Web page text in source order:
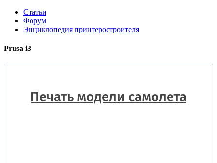
Статьи
Форум
Энциклопедия принтеростроителя
Prusa i3
Печать модели самолета